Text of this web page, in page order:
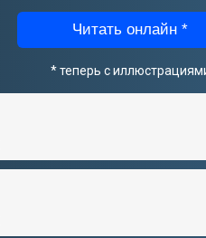
Читать онлайн *
* теперь с